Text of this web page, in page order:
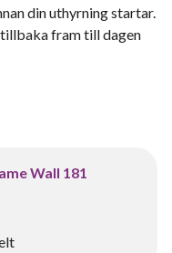
din uthyrning startar.
fram till dagen
Wall 181